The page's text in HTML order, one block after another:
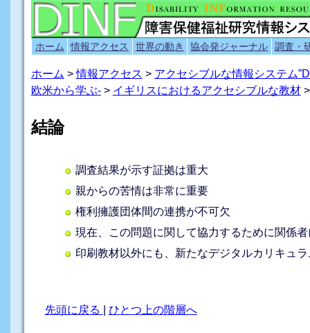
ホーム 情報アクセス 世界の動き 協会発ジャーナル 調査・
ホーム >情報アクセス > アクセシブルな情報システム
欧米から学ぶ-> イギリスにおけるアクセシブルな教材>
結論
調査結果が示す証拠は重大
親からの苦情は非常に重要
権利擁護団体間の連携が不可欠
現在、この問題に関して協力するために関係
印刷教材以外にも、新たなデジタルカリキュ
先頭に戻る ひとつ上の階層へ